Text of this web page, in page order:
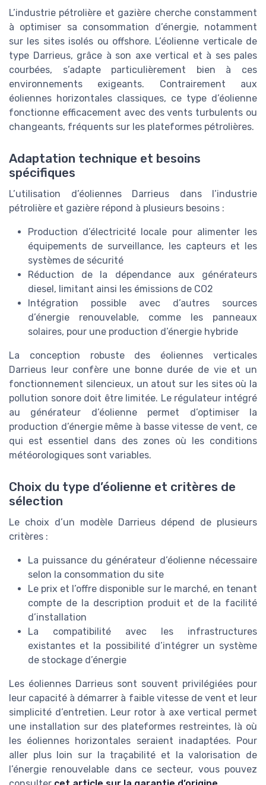
L’industrie pétrolière et gazière cherche constamment
à optimiser sa consommation d’énergie, notamment
sur les sites isolés ou offshore. L’éolienne verticale de
type Darrieus, grâce à son axe vertical et à ses pales
courbées, s’adapte particulièrement bien à ces
environnements exigeants. Contrairement aux
éoliennes horizontales classiques, ce type d’éolienne
fonctionne efficacement avec des vents turbulents ou
changeants, fréquents sur les plateformes pétrolières.
Adaptation technique et besoins
spécifiques
L’utilisation d’éoliennes Darrieus dans l’industrie
pétrolière et gazière répond à plusieurs besoins :
Production d’électricité locale pour alimenter les
équipements de surveillance, les capteurs et les
systèmes de sécurité
Réduction de la dépendance aux générateurs
diesel, limitant ainsi les émissions de CO2
Intégration possible avec d’autres sources
d’énergie renouvelable, comme les panneaux
solaires, pour une production d’énergie hybride
La conception robuste des éoliennes verticales
Darrieus leur confère une bonne durée de vie et un
fonctionnement silencieux, un atout sur les sites où la
pollution sonore doit être limitée. Le régulateur intégré
au générateur d’éolienne permet d’optimiser la
production d’énergie même à basse vitesse de vent, ce
qui est essentiel dans des zones où les conditions
météorologiques sont variables.
Choix du type d’éolienne et critères de
sélection
Le choix d’un modèle Darrieus dépend de plusieurs
critères :
La puissance du générateur d’éolienne nécessaire
selon la consommation du site
Le prix et l’offre disponible sur le marché, en tenant
compte de la description produit et de la facilité
d’installation
La compatibilité avec les infrastructures
existantes et la possibilité d’intégrer un système
de stockage d’énergie
Les éoliennes Darrieus sont souvent privilégiées pour
leur capacité à démarrer à faible vitesse de vent et leur
simplicité d’entretien. Leur rotor à axe vertical permet
une installation sur des plateformes restreintes, là où
les éoliennes horizontales seraient inadaptées. Pour
aller plus loin sur la traçabilité et la valorisation de
l’énergie renouvelable dans ce secteur, vous pouvez